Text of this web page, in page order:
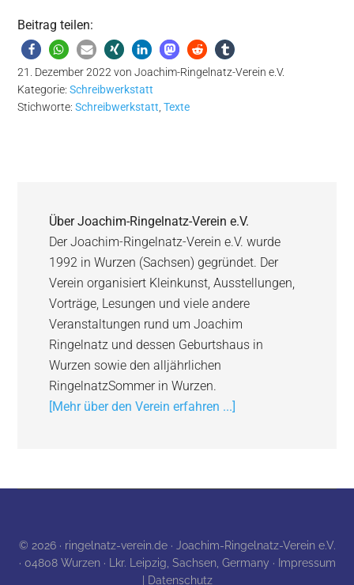
Beitrag teilen:
21. Dezember 2022 vonJoachim-Ringelnatz-Verein e.V.
Kategorie:Schreibwerkstatt
Stichworte:Schreibwerkstatt ,Texte
ÜberJoachim-Ringelnatz-Verein e.V.
Der Joachim-Ringelnatz-Verein e.V. wurde
1992 in Wurzen (Sachsen) gegründet. Der
Verein organisiert Kleinkunst, Ausstellungen,
Vorträge, Lesungen und viele andere
Veranstaltungen rund um Joachim
Ringelnatz und dessen Geburtshaus in
Wurzen sowie den alljährlichen
RingelnatzSommer in Wurzen.
[Mehr über den Verein erfahren ...]
© 2026 · ringelnatz-verein.de · Joachim-Ringelnatz-Verein e.V.
· 04808 Wurzen · Lkr. Leipzig, Sachsen, Germany · Impressum
| Datenschutz